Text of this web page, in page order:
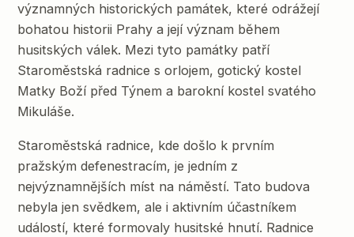
významných historických památek, které odrážejí
bohatou historii Prahy a její význam během
husitských válek. Mezi tyto památky patří
Staroměstská radnice s orlojem, gotický kostel
Matky Boží před Týnem a barokní kostel svatého
Mikuláše.
Staroměstská radnice, kde došlo k prvním
pražským defenestracím, je jedním z
nejvýznamnějších míst na náměstí. Tato budova
nebyla jen svědkem, ale i aktivním účastníkem
událostí, které formovaly husitské hnutí. Radnice